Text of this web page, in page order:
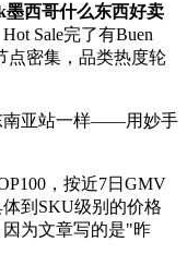
墨西哥什么东西好卖
Sale完了有Buen
点密集，品类热度轮
南亚站一样——用妙手
，按近7日GMV
到SKU级别的价格
为文章写的是"昨